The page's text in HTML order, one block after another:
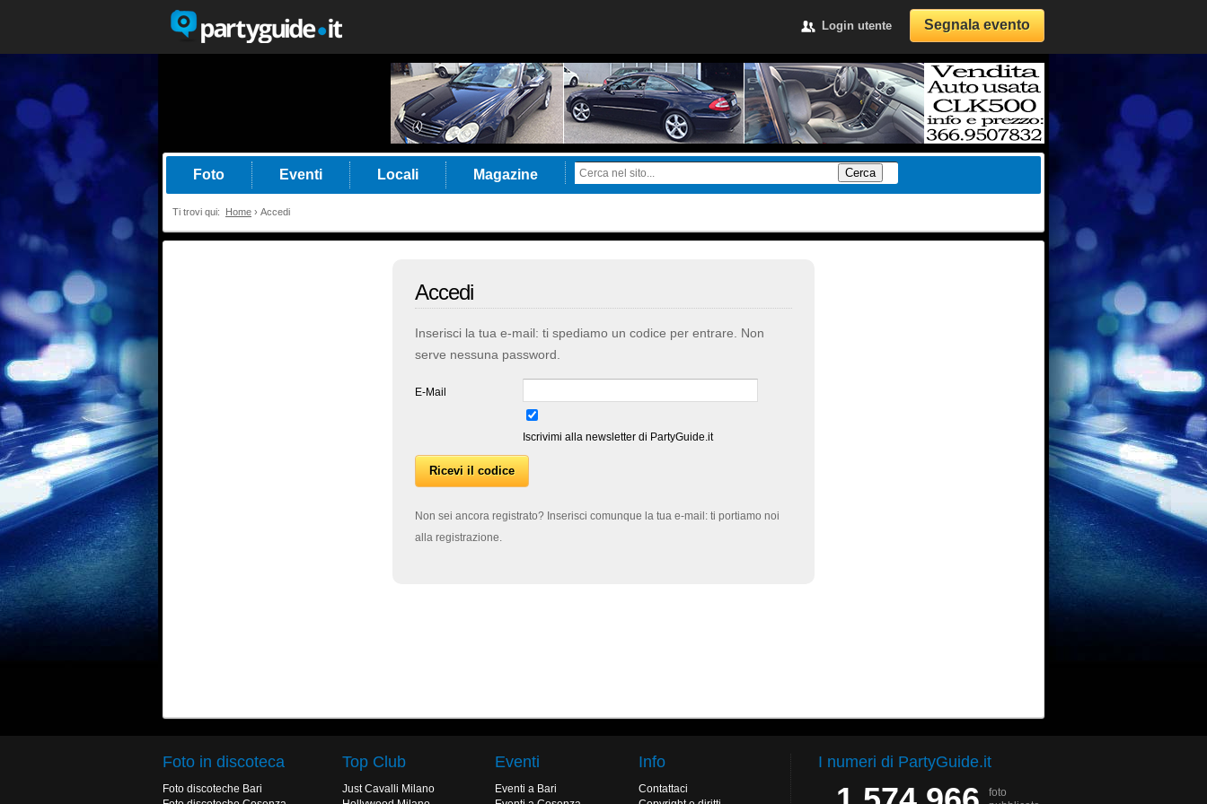
Segnala evento
Login utente
Foto Eventi Locali Magazine Cerca
Ti trovi qui: Home › Accedi
Accedi
Inserisci la tua e-mail: ti spediamo un codice per entrare. Non
serve nessuna password.
E-Mail
Iscrivimi alla newsletter di PartyGuide.it
Non sei ancora registrato? Inserisci comunque la tua e-mail: ti portiamo noi
alla registrazione.
Foto in discoteca
Foto discoteche Bari
Top Club
Just Cavalli Milano
Eventi
Eventi a Bari
Info
Contattaci
I numeri di PartyGuide.it
foto